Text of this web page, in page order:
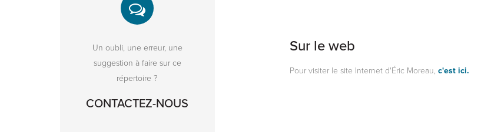
Un oubli, une erreur, une
suggestion à faire sur ce
répertoire ?
CONTACTEZ-NOUS
Sur le web
Pour visiter le site Internet d'Éric Moreau, c'est ici.